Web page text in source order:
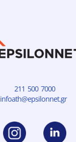
211 500 7000
infoath@epsilonnet.gr